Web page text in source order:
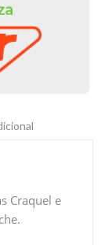
Craquel e